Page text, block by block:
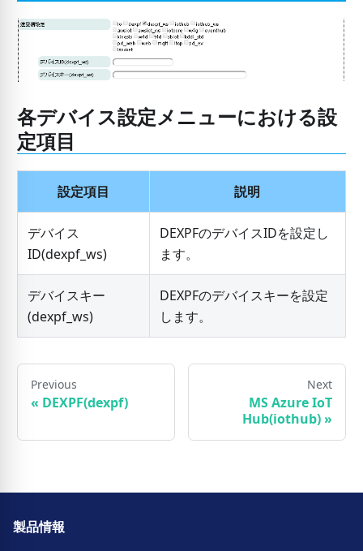
各デバイス設定メニューにおける設
定項目
設定項目 説明
デバイス
ID(dexpf_ws)
DEXPFのデバイスIDを設定し
ます。
デバイスキー
(dexpf_ws)
DEXPFのデバイスキーを設定
します。
Previous
« DEXPF(dexpf)
Next
MS Azure IoT
Hub(iothub)»
製品情報